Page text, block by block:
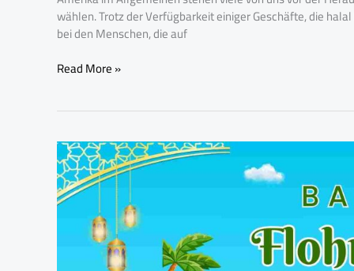
wählen. Trotz der Verfügbarkeit einiger Geschäfte, die
bei den Menschen, die auf
einkaufen
kannst
indem
scannen
und
das
Halal-
Produkt
identifizierst
Read More »
Beste
App
für
den
Einkauf